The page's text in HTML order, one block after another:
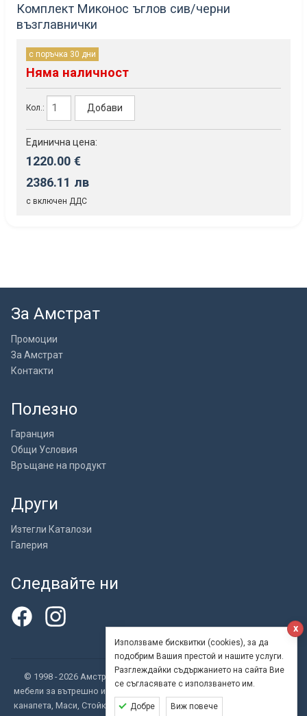
Използваме бисквитки (cookies), за да
подобрим Вашия престой и нашите услуги.
Разглеждайки съдържанието на сайта Вие
се съгласявате с използването им.
Добре Виж повече
x
Комплект Миконос ъглов сив/черни
възглавнички
с поръчка 30 дни
Няма наличност
Кол.: Добави
Единична цена:
1220.00 €
2386.11 лв
с включен ДДС
За Амстрат
Промоции
За Амстрат
Контакти
Полезно
Гаранция
Общи Условия
Връщане на продукт
Други
Изтегли Каталози
Галерия
Следвайте ни
© 1998 - 2026 Амстрат ООД - внос, търговия и производство на
мебели за вътрешно и външно обзавеждане. Бар столове, Кресла и
канапета, Маси, Стойки за маси, Столове, Офис столове, Шезлонги,